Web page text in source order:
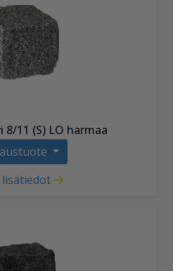
8/11 (S) LO harmaa
lisätiedot